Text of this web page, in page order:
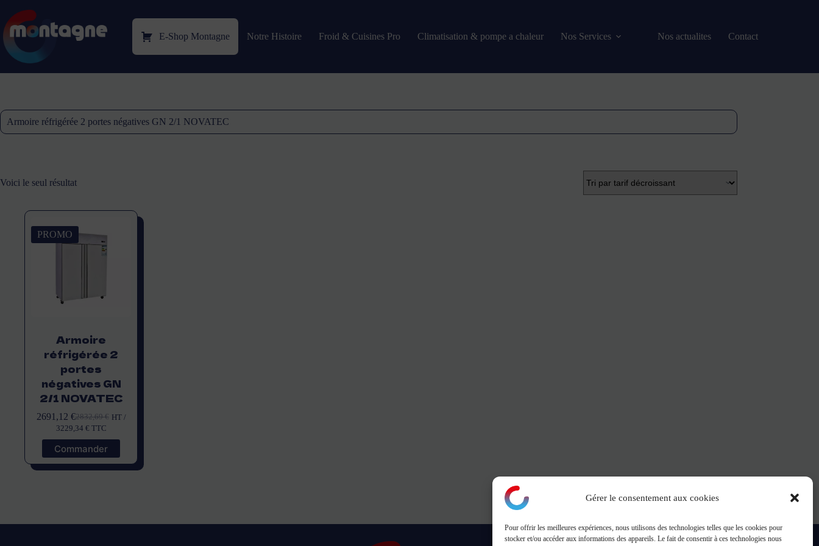
Gérer le consentement aux cookies
Pour offrir les meilleures expériences, nous utilisons des technologies telles que les cookies pour
stocker et/ou accéder aux informations des appareils. Le fait de consentir à ces technologies nous
E-Shop Montagne Notre Histoire Froid & Cuisines Pro Climatisation & pompe a chaleur Nos Services Nos actualites Contact
Armoire réfrigérée 2 portes négatives GN 2/1 NOVATEC
Voici le seul résultat
PROMO
Armoire
réfrigérée 2
portes
négatives GN
2/1 NOVATEC
2832,69€
Le
prix
était :
2832,69 €.
2691,12 €
Le
prix
est :
2691,12 €.
HT /
3229,34 € TTC
Commander